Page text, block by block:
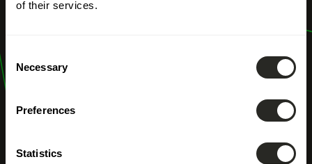
of their services.
Selection
Necessary
Preferences
Statistics